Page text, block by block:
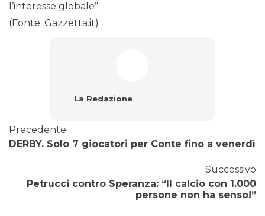
l’interesse globale”.
(Fonte: Gazzetta.it)
La Redazione
Precedente
DERBY. Solo 7 giocatori per Conte fino a venerdì
Successivo
Petrucci contro Speranza: “Il calcio con 1.000
persone non ha senso!”